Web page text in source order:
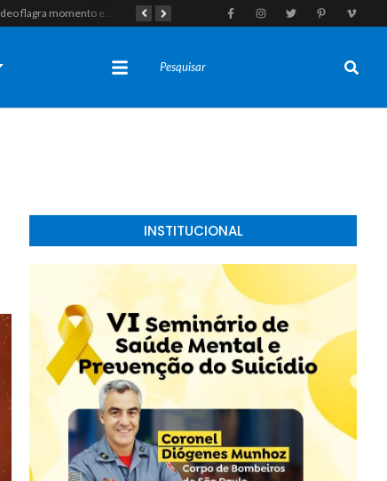
Vídeo flagra momento em que fugitivo de Alcaçuz pede carona na Lagoa do Bonfim antes de ser recapturado pela Polícia Penal Tragédia em Felipe Guerra: Adolescente de 16 anos morre após colidir moto em enchedeira na avenida principal
INSTITUCIONAL